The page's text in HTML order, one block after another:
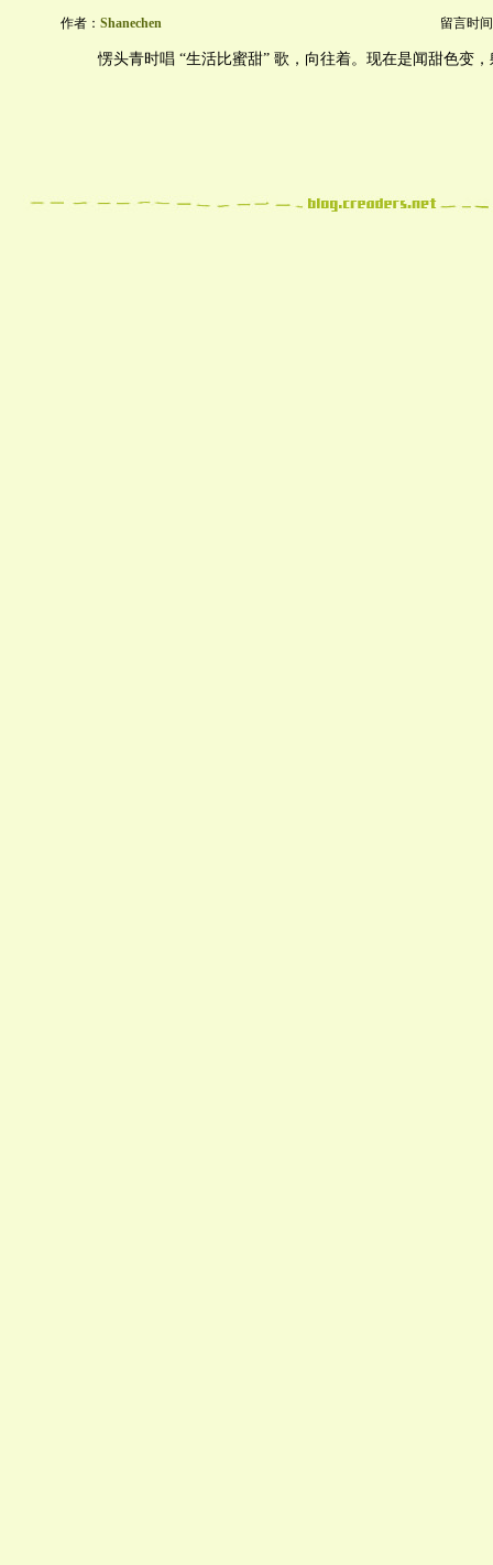
作者： Shanechen 留言时
愣头青时唱 “生活比蜜甜” 歌，向往着。现在是闻甜色变